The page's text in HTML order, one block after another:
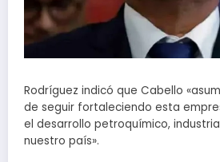
Rodríguez indicó que Cabello
de seguir fortaleciendo esta
el desarrollo petroquímico,
nuestro país».